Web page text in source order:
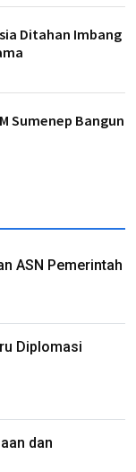
Ditahan Imbang
Sumenep Bangun
ASN Pemerintah
Diplomasi
dan